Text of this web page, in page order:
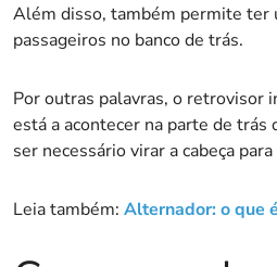
Além disso, também permite ter
passageiros no banco de trás.
Por outras palavras, o retrovisor
está a acontecer na parte de trás
ser necessário virar a cabeça
Leia também: Alternador: o que